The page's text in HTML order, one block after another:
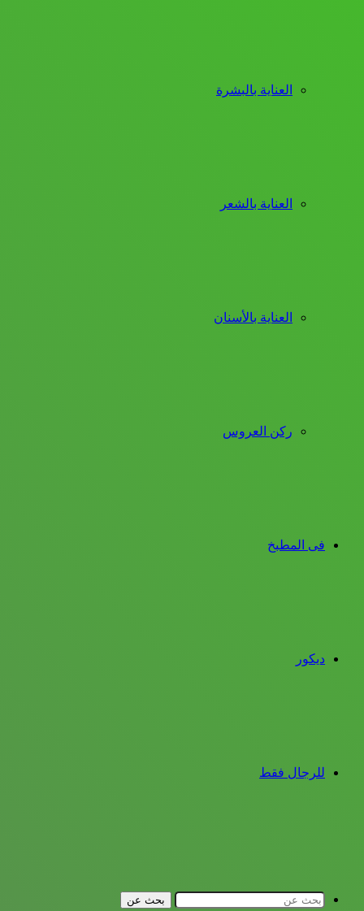
العناية بالبشرة
العناية بالشعر
العناية بالأسنان
ركن العروس
فى المطبخ
ديكور
للرجال فقط
بحث عن